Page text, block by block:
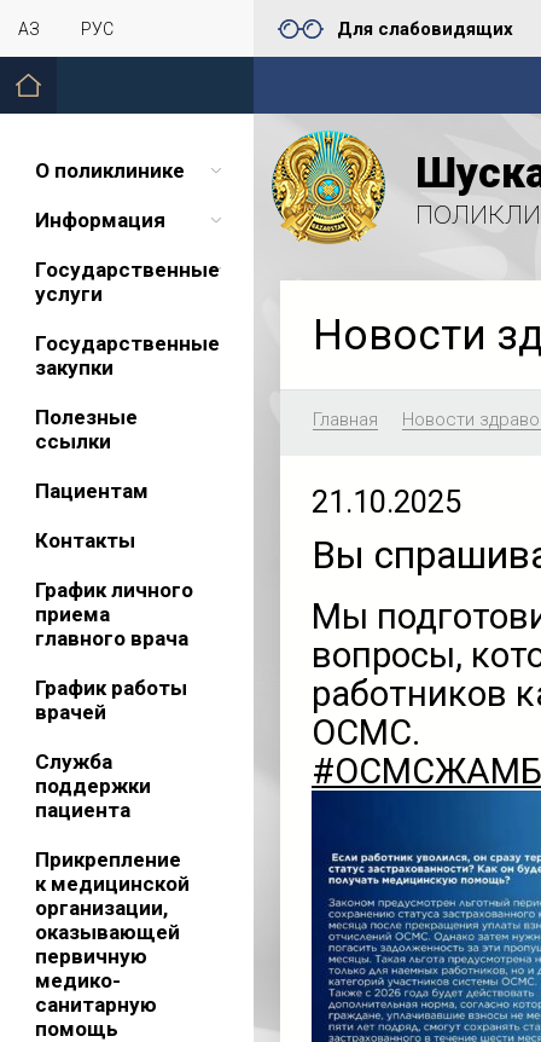
ҚАЗ РУС Для слабовидящих
О поликлинике
Информация
Государственные
услуги
Государственные
закупки
Полезные
ссылки
Пациентам
Контакты
График личного
приема
главного врача
График работы
врачей
Служба
поддержки
пациента
Прикрепление
к медицинской
организации,
оказывающей
первичную
медико-
санитарную
помощь
Новости
Главная Новости
21.10.2025
Вы
Мы
вопросы,
работников
ОСМС.